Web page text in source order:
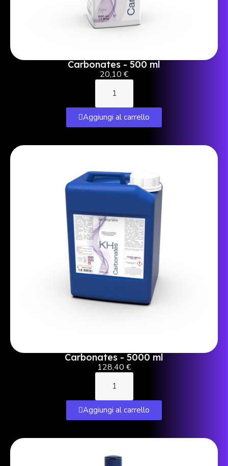
Carbonates - 500 ml
20,10 €
Aggiungi al carrello
Carbonates - 5000 ml
128,40 €
Aggiungi al carrello